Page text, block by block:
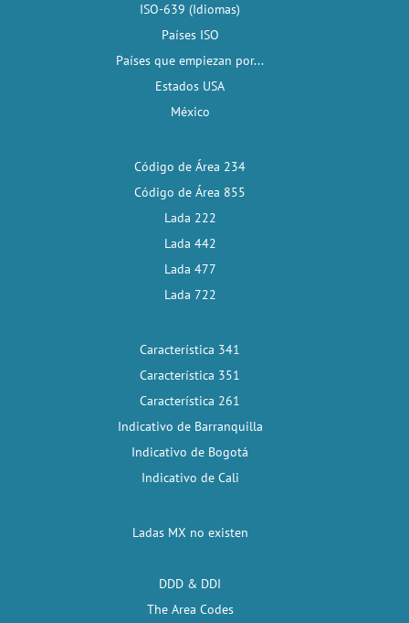
ISO-639 (Idiomas)
Países ISO
Países que empiezan por...
Estados USA
México
Código de Área 234
Código de Área 855
Lada 222
Lada 442
Lada 477
Lada 722
Característica 341
Característica 351
Característica 261
Indicativo de Barranquilla
Indicativo de Bogotá
Indicativo de Cali
Ladas MX no existen
DDD & DDI
The Area Codes